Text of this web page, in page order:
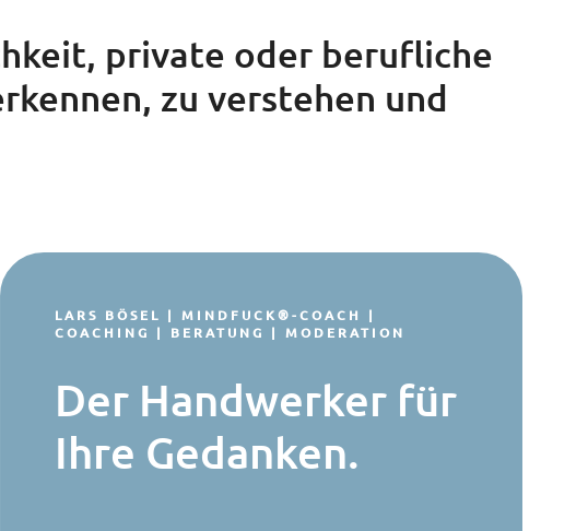
private oder berufliche
zu verstehen und
LARS BÖSEL | MINDFUCK®-COACH |
COACHING | BERATUNG | MODERATION
Der Handwerker für
Ihre Gedanken.